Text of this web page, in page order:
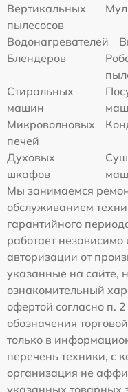
Вертикальных
пылесосов
Водонагревателей
Блендеров
Стиральных
машин
Микроволновых
печей
Духовых
шкафов
Мы занимаемся
обслуживанием
гарантийного
работает
авторизации от
указанные на сайте,
ознакомительный
офертой согласно п.
обозначения
только в
перечень техники, с
организация не
указанных товарных